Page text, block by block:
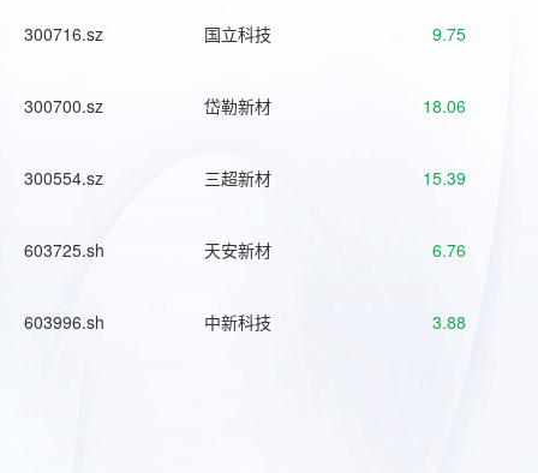
300716.sz 国立科技 9.75
300700.sz 岱勒新材 18.06
300554.sz 三超新材 15.39
603725.sh 天安新材 6.76
603996.sh 中新科技 3.88